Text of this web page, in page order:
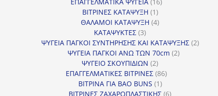
ΒΙΤΡΙΝΕΣ ΚΑΤΑΨΥΞΗ 11
προϊόν
ΘΑΛΑΜΟΙ ΚΑΤΑΨΥΞΗ 44
ΚΑΤΑΨΥΚΤΕΣ 33
προϊόντα
ΨΥΓΕΙΑ ΠΑΓΚΟΙ ΣΥΝΤΗΡΗΣΗΣ ΚΑΙ ΚΑΤΑΨΥΞΗΣ 22
ΨΥΓΕΙΑ ΠΑΓΚΟΙ ΑΝΩ ΤΩΝ 70cm 22
ΨΥΓΕΙΟ ΣΚΟΥΠΙΔΙΩΝ 22
προϊόντα
ΕΠΑΓΓΕΛΜΑΤΙΚΕΣ ΒΙΤΡΙΝΕΣ 8686
ΒΙΤΡΙΝΑ ΓΙΑ BAO BUNS 11
προϊόν
ΒΙΤΡΙΝΕΣ ΖΑΧΑΡΟΠΛΑΣΤΙΚΗΣ 66